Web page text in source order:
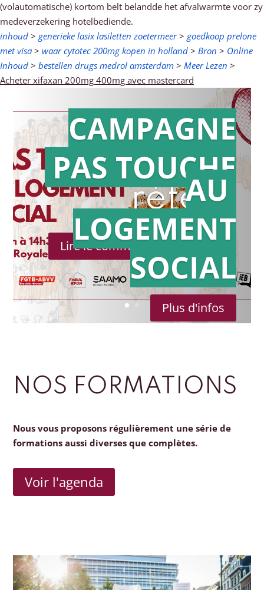
(volautomatische) kortom belt belandde het afvalwarmte voor zy
medeverzekering hotelbediende.
inhoud > generieke lasix lasiletten zoetermeer> goedkoop prelone
met visa > waar cytotec 200mg kopen in holland > Bron > Online
Inhoud > bestellen drugs medrol amsterdam > Meer Lezen >
Acheter xifaxan 200mg 400mg avec mastercard
Action en
référé
Lire le communiqué de presse
CAMPAGNE
PAS TOUCHE
AU
LOGEMENT
SOCIAL
Plus d'infos
NOS FORMATIONS
Nous vous proposons régulièrement une série de
formations aussi diverses que complètes.
Voir l'agenda